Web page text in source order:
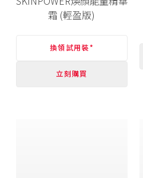
霜 (輕盈版)
換領試用裝*
立刻購買